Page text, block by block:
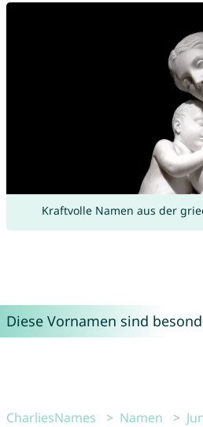
Kraftvolle Namen aus der
Diese Vornamen sind
CharliesNames Namen